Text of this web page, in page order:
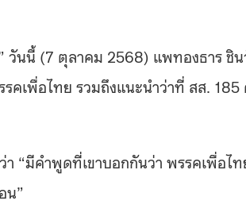
วันนี้ (7 ตุลาคม 2568) แพทองธาร ชิ
เพื่อไทย รวมถึงแนะนำว่าที่ สส. 185
“มีคำพูดที่เขาบอกกันว่า พรรคเพื่อไ
น”